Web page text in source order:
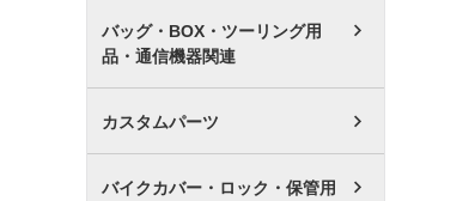
バッグ・BOX・ツーリング用
品・通信機器関連
カスタムパーツ
バイクカバー・ロック・保管用